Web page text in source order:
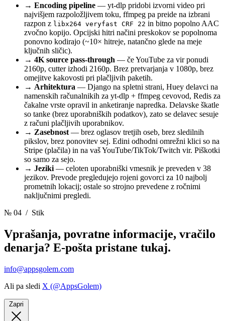
→ Encoding pipeline — yt-dlp pridobi izvorni video pri
najvišjem razpoložljivem toku, ffmpeg pa preide na izbrani
razpon z libx264 veryfast CRF 22 in bitno popolno AAC
zvočno kopijo. Opcijski hitri načini preskokov se popolnoma
ponovno kodirajo (~10× hitreje, natančno glede na meje
ključnih sličic).
→ 4K source pass-through — če YouTube za vir ponudi
2160p, cutter izhodi 2160p. Brez pretvarjanja v 1080p, brez
omejitve kakovosti pri plačljivih paketih.
→ Arhitektura — Django na spletni strani, Huey delavci na
namenskih računalnikih za yt-dlp + ffmpeg cevovod, Redis za
čakalne vrste opravil in anketiranje napredka. Delavske škatle
so tanke (brez uporabniških podatkov), zato se delavec sesuje
z računi plačljivih uporabnikov.
→ Zasebnost — brez oglasov tretjih oseb, brez sledilnih
pikslov, brez ponovitev sej. Edini odhodni omrežni klici so na
Stripe (plačila) in na vaš YouTube/TikTok/Twitch vir. Piškotki
so samo za sejo.
→ Jeziki — celoten uporabniški vmesnik je preveden v 38
jezikov. Prevode pregledujejo rojeni govorci za 10 najbolj
prometnih lokacij; ostale so strojno prevedene z ročnimi
naključnimi pregledi.
№ 04 / Stik
Vprašanja, povratne informacije, vračilo
denarja? E-pošta pristane tukaj.
info@appsgolem.com
Ali pa sledi X (@AppsGolem)
Zapri